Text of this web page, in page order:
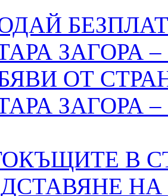
ЗАГОРА
ОТ
ЗАГОРА
В